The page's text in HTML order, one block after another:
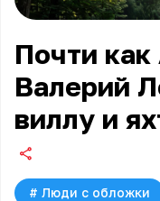
Почти
Валерий
виллу и
# Люди с обложки